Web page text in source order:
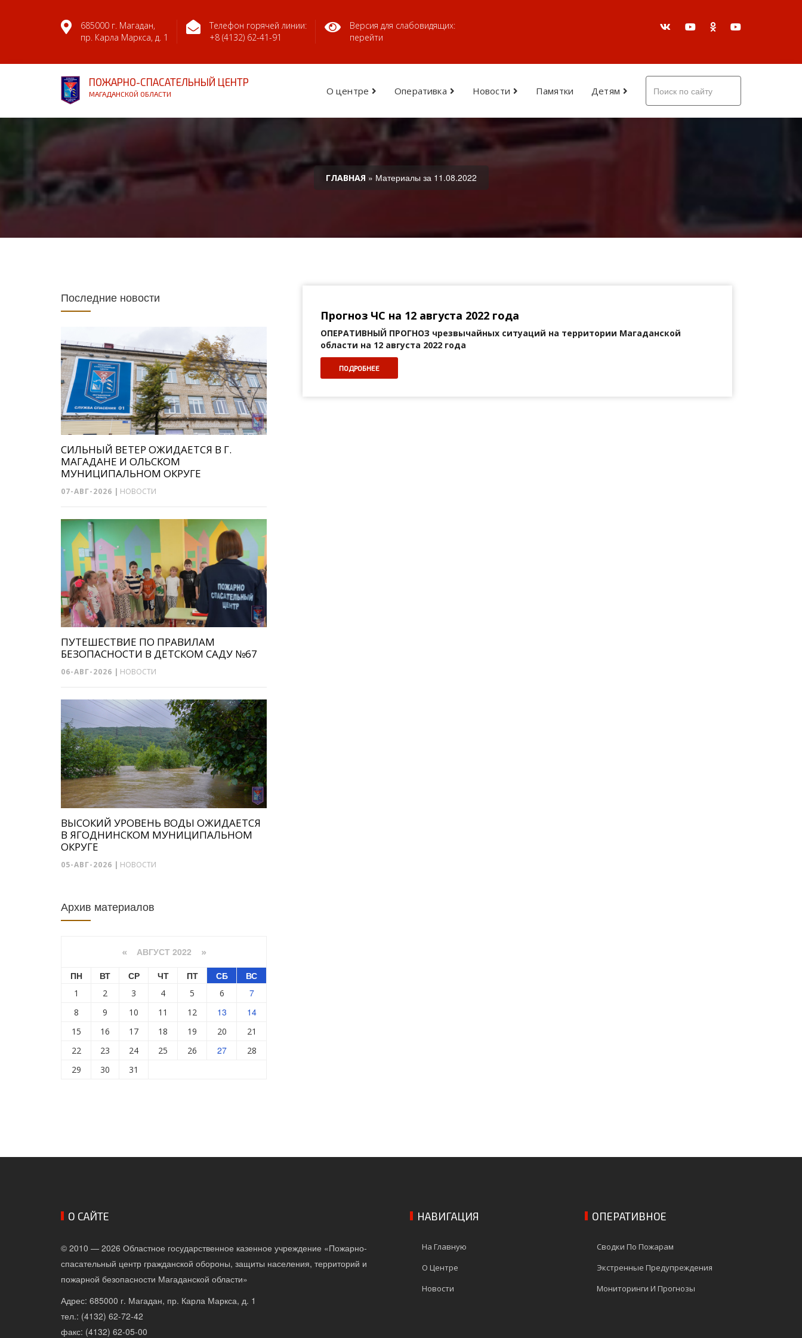
685000 г. Магадан,
пр. Карла Маркса, д. 1
Телефон горячей линии:
+8 (4132) 62-41-91
Версия для слабовидящих:
перейти
ПОЖАРНО-СПАСАТЕЛЬНЫЙ ЦЕНТР
МАГАДАНСКОЙ ОБЛАСТИ О центре Оперативка Новости Памятки Детям
ГЛАВНАЯ » Материалы за 11.08.2022
Прогноз ЧС на 12 августа 2022 года
ОПЕРАТИВНЫЙ ПРОГНОЗ чрезвычайных ситуаций на территории Магаданской
области на 12 августа 2022 года
ПОДРОБНЕЕ
Последние новости
СИЛЬНЫЙ ВЕТЕР ОЖИДАЕТСЯ В Г.
МАГАДАНЕ И ОЛЬСКОМ
МУНИЦИПАЛЬНОМ ОКРУГЕ
07-АВГ-2026 | НОВОСТИ
ПУТЕШЕСТВИЕ ПО ПРАВИЛАМ
БЕЗОПАСНОСТИ В ДЕТСКОМ САДУ №67
06-АВГ-2026 НОВОСТИ
ВЫСОКИЙ УРОВЕНЬ ВОДЫ ОЖИДАЕТСЯ
В ЯГОДНИНСКОМ МУНИЦИПАЛЬНОМ
ОКРУГЕ
05-АВГ-2026 | НОВОСТИ
Архив материалов
« АВГУСТ 2022 »
ПН ВТ СР ЧТ ПТ СБ ВС
1 2 3 4 5 6 7
8 9 10 11 12 13 14
15 16 17 18 19 20
21
22
23 24 25 26 27
28
29
30 31
О САЙТЕ
© 2010 — 2026 Областное государственное казенное учреждение «Пожарно-
спасательный центр гражданской обороны, защиты населения, территорий и
пожарной безопасности Магаданской области»
Адрес: 685000 г. Магадан, пр. Карла Маркса, д. 1
тел.: (4132) 62-72-42
факс: (4132) 62-05-00
НАВИГАЦИЯ
На Главную
О Центре
Новости
ОПЕРАТИВНОЕ
Сводки По Пожарам
Экстренные Предупреждения
Мониторинги И Прогнозы